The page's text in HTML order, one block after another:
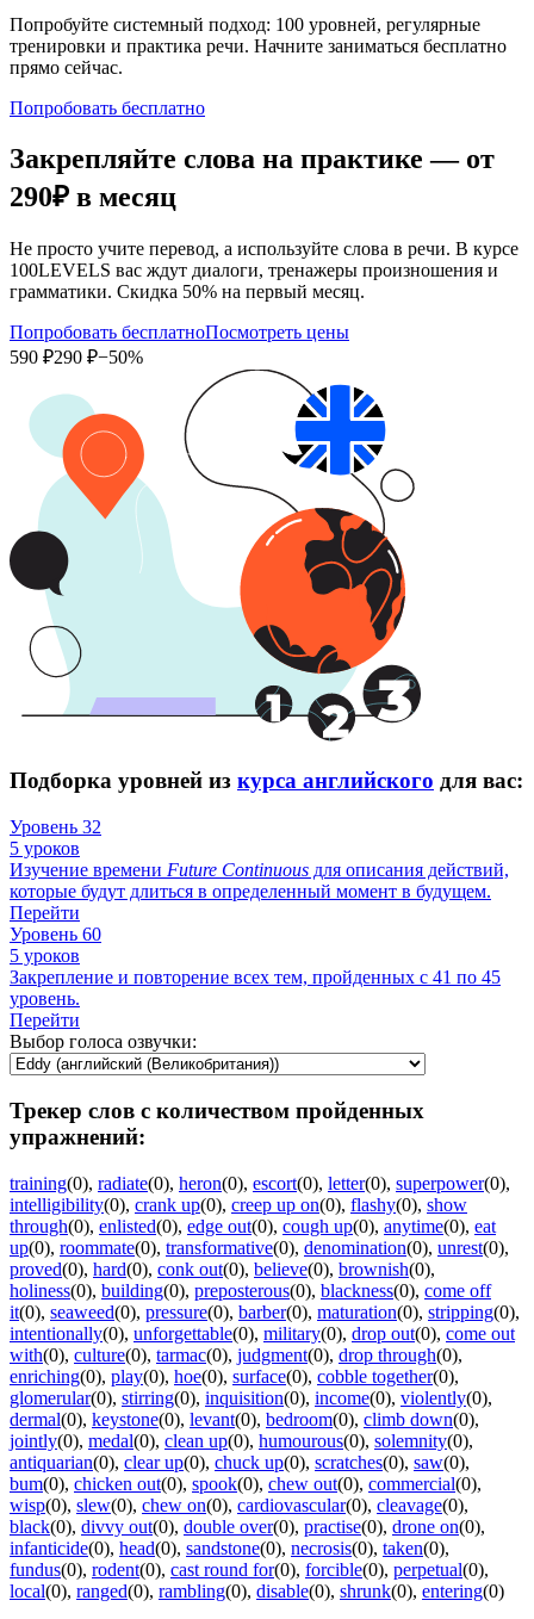
Попробуйте системный подход: 100 уровней, регулярные
тренировки и практика речи. Начните заниматься бесплатно
прямо сейчас.
Попробовать бесплатно
Закрепляйте слова на практике — от
290₽ в месяц
Не просто учите перевод, а используйте слова в речи. В курсе
100LEVELS вас ждут диалоги, тренажеры произношения и
грамматики. Скидка 50% на первый месяц.
Попробовать бесплатноПосмотреть цены
590 ₽290 ₽−50%
Подборка уровней из курса английского для вас:
Уровень 32
5 уроков
Изучение времени Future Continuous для описания действий,
которые будут длиться в определенный момент в будущем.
Перейти
Уровень 60
5 уроков
Закрепление и повторение всех тем, пройденных с 41 по 45
уровень.
Перейти
Выбор голоса озвучки:
Трекер слов с количеством пройденных
упражнений:
training(0), radiate(0), heron(0), escort(0), letter(0), superpower(0),
intelligibility(0), crank up(0), creep up on(0), flashy(0), show
through(0), enlisted(0), edge out(0), cough up(0), anytime(0), eat
up(0), roommate(0), transformative(0), denomination(0), unrest(0),
proved(0), hard(0), conk out(0), believe(0), brownish(0),
holiness(0), building(0), preposterous(0), blackness(0), come off
it(0), seaweed(0), pressure(0), barber(0), maturation(0), stripping(0),
intentionally(0), unforgettable(0), military(0), drop out(0), come out
with(0), culture(0), tarmac(0), judgment(0), drop through(0),
enriching(0), play(0), hoe(0), surface(0), cobble together(0),
glomerular(0), stirring(0), inquisition(0), income(0), violently(0),
dermal(0), keystone(0), levant(0), bedroom(0), climb down(0),
jointly(0), medal(0), clean up(0), humourous(0), solemnity(0),
antiquarian(0), clear up(0), chuck up(0), scratches(0), saw(0),
bum(0), chicken out(0), spook(0), chew out(0), commercial(0),
wisp(0), slew(0), chew on(0), cardiovascular(0), cleavage(0),
black(0), divvy out(0), double over(0), practise(0), drone on(0),
infanticide(0), head(0), sandstone(0), necrosis(0), taken(0),
fundus(0), rodent(0), cast round for(0), forcible(0), perpetual(0),
local(0), ranged(0), rambling(0), disable(0), shrunk(0), entering(0)